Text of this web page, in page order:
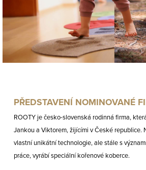
PŘEDSTAVENÍ NOMINOVANÉ
ROOTY je česko-slovenská rodinná firma,
Jankou a Viktorem, žijícími v České republice.
vlastní unikátní technologie, ale stále s
práce, vyrábí speciální kořenové koberce.